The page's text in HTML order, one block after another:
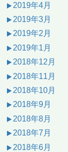
2019年4月
2019年3月
2019年2月
2019年1月
2018年12月
2018年11月
2018年10月
2018年9月
2018年8月
2018年7月
2018年6月